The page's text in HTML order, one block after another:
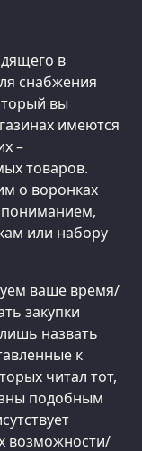
в
снабжения
вы
имеются
–
товаров.
о воронках
пониманием,
или набору
ваше время/
закупки
назвать
к
читал тот,
подобным
возможности/